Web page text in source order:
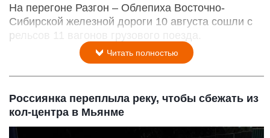
На перегоне Разгон – Облепиха Восточно-
Сибирской железной дороги 10 августа сошли с
рельсов 11 вагонов грузового поезда.
Читать полностью
Россиянка переплыла реку, чтобы сбежать из
кол-центра в Мьянме